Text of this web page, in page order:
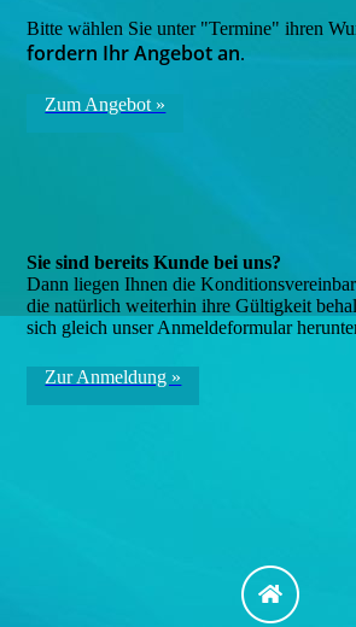
Bitte wählen Sie unter "Termine" ihren
fordern Ihr Angebot an.
Zum Angebot »
Sie sind bereits Kunde bei uns?
Dann liegen Ihnen die
die natürlich weiterhin ihre Gültigkeit
sich gleich unser Anmeldeformular
Zur Anmeldung »